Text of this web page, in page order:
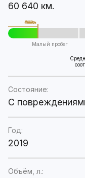
60 640 км.
Малый пробег
Состояние:
C
Год:
2019
Объём, л.: